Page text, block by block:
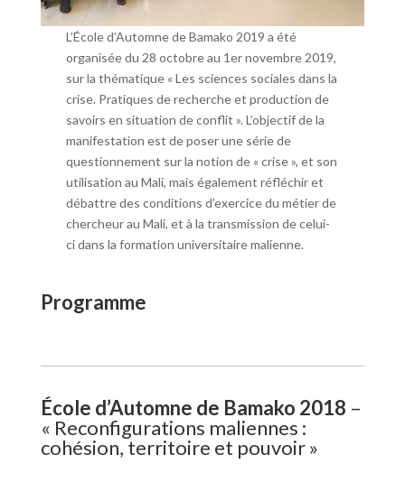
L’École d’Automne de Bamako 2019 a été
organisée du 28 octobre au 1er novembre 2019,
sur la thématique « Les sciences sociales dans la
crise. Pratiques de recherche et production de
savoirs en situation de conflit ». L’objectif de la
manifestation est de poser une série de
questionnement sur la notion de « crise », et son
utilisation au Mali, mais également réfléchir et
débattre des conditions d’exercice du métier de
chercheur au Mali, et à la transmission de celui-
ci dans la formation universitaire malienne.
Programme
École d’Automne de Bamako 2018 –
« Reconfigurations maliennes :
cohésion, territoire et pouvoir »